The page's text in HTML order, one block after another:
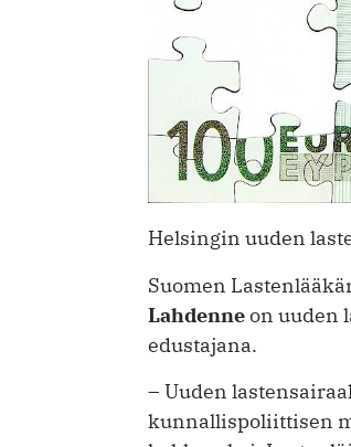
Helsingin uuden
Suomen
Lahdenneon uuden
edustajana.
– Uuden
kunnallispoliittisen